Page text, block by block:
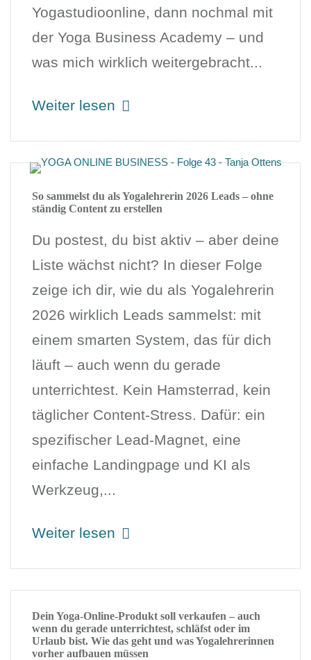
Yogastudioonline, dann nochmal mit
der Yoga Business Academy – und
was mich wirklich weitergebracht...
Weiter lesen
So sammelst du als Yogalehrerin 2026 Leads – ohne
ständig Content zu erstellen
Du postest, du bist aktiv – aber deine
Liste wächst nicht? In dieser Folge
zeige ich dir, wie du als Yogalehrerin
2026 wirklich Leads sammelst: mit
einem smarten System, das für dich
läuft – auch wenn du gerade
unterrichtest. Kein Hamsterrad, kein
täglicher Content-Stress. Dafür: ein
spezifischer Lead-Magnet, eine
einfache Landingpage und KI als
Werkzeug,...
Weiter lesen
Dein Yoga-Online-Produkt soll verkaufen – auch
wenn du gerade unterrichtest, schläfst oder im
Urlaub bist. Wie das geht und was Yogalehrerinnen
vorher aufbauen müssen